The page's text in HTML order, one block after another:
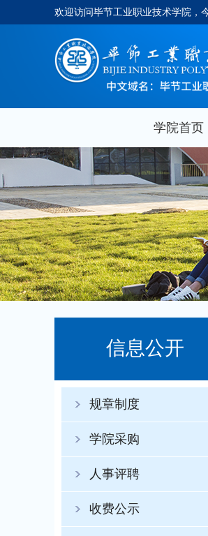
欢迎访问毕节工业职业技术学院，
学院首页
信息公开
规章制度
学院采购
人事评聘
收费公示